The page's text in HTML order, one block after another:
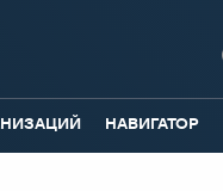
НАВИГАТОР